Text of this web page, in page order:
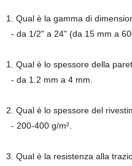
1. Qual è la gamma di
- da 1/2" a 24" (da 15 mm a
1. Qual è lo spessore della
- da 1.2 mm a 4 mm.
2. Qual è lo spessore del
- 200-400 g/m².
3. Qual è la resistenza alla